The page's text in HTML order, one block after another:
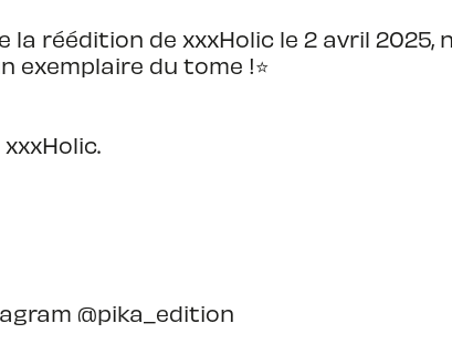
la réédition de xxxHolic le 2 avril
du tome !⭐️
@pika_edition